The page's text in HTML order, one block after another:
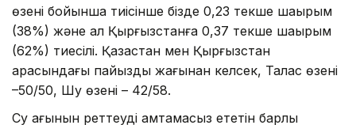
өзені бойынша тиісінше бізде 0,23 текше шақырым
(38%) және ал Қырғызстанға 0,37 текше шақырым
(62%) тиесілі. Қазақстан мен Қырғызстан
арасындағы пайыздық жағынан келсек, Талас өзені
–50/50, Шу өзені – 42/58.
Су ағынын реттеуді қамтамасыз ететін барлық